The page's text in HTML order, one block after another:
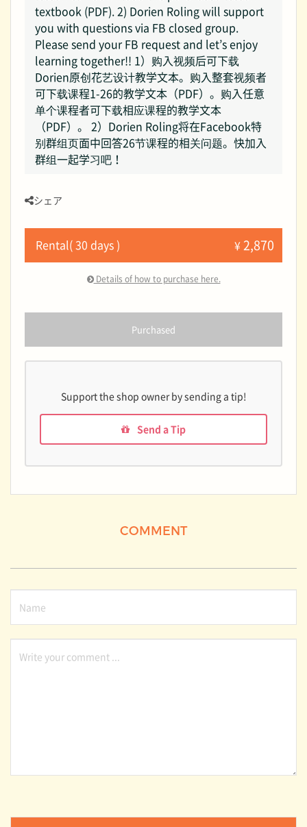
textbook (PDF). 2) Dorien Roling will support
you with questions via FB closed group.
Please send your FB request and let’s enjoy
learning together!! 1）购入视频后可下载
Dorien原创花艺设计教学文本。购入整套视频者
可下载课程1-26的教学文本（PDF）。购入任意
单个课程者可下载相应课程的教学文本
（PDF）。 2）Dorien Roling将在Facebook特
别群组页面中回答26节课程的相关问题。快加入
群组一起学习吧！
シェア
Rental( 30 days ) ¥2,870
Details of how to purchase here.
Purchased
Support the shop owner by sending a tip!
Send a Tip
COMMENT